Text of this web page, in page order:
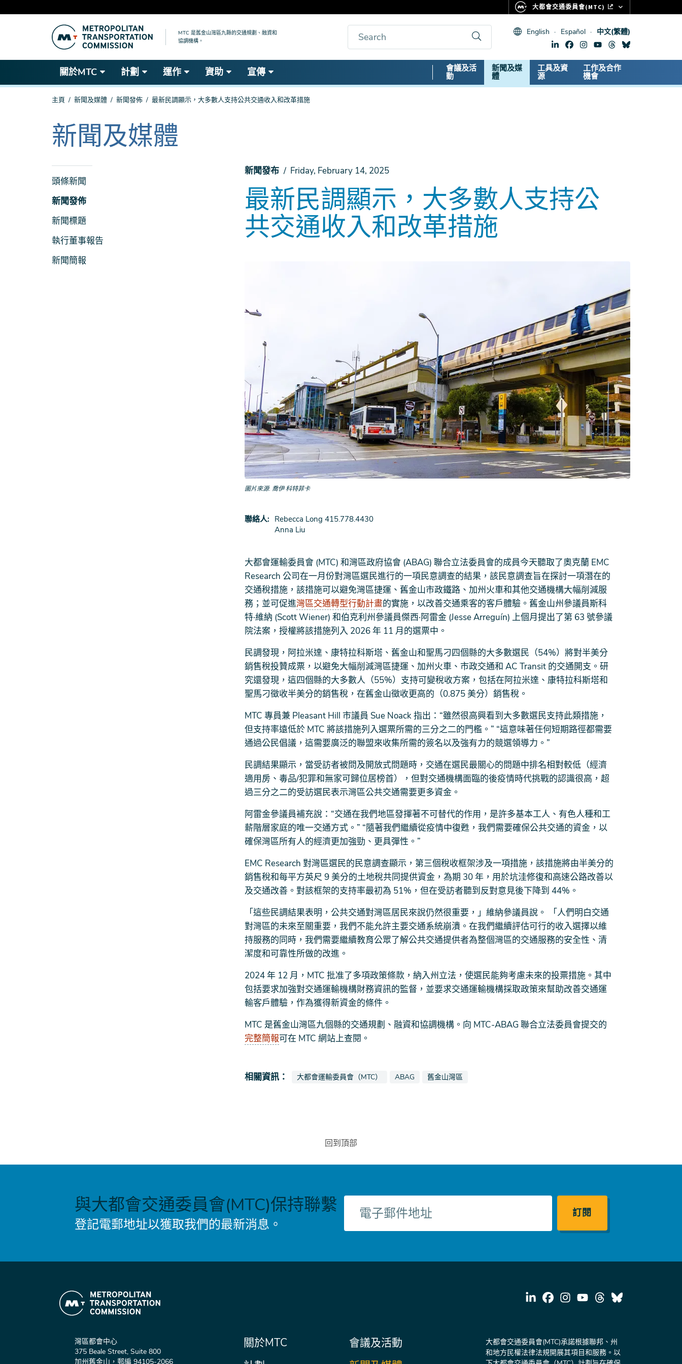
要
容
MTC 是舊金山灣區九縣的交通規劃、融資和
協調機構。
English Español 中文(繁體)
關於MTC 計劃 運作 資助 宣傳
Secondary
Nav
會議及活
動
新聞及媒
體
工具及資
源
工作及合作
機會
你
裡
主頁 新聞及媒體 新聞發佈 最新民調顯示，大多數人支持公共交通收入和改革措施
The
current
is
新聞及媒體
新聞發布 Friday, February 14, 2025
最新民調顯示，大多數人支持公
共交通收入和改革措施
圖片來源 喬伊·科特菲卡
聯絡人
Rebecca Long 415.778.4430
Anna Liu
大都會運輸委員會 (MTC) 和灣區政府協會 (ABAG) 聯合立法委員會的成員今天聽取了奧克蘭 EMC
Research 公司在一月份對灣區選民進行的一項民意調查的結果，該民意調查旨在探討一項潛在的
交通稅措施，該措施可以避免灣區捷運、舊金山市政鐵路、加州火車和其他交通機構大幅削減服
務；並可促進灣區交通轉型行動計畫的實施，以改善交通乘客的客戶體驗。舊金山州參議員斯科
特·維納 (Scott Wiener) 和伯克利州參議員傑西·阿雷金 (Jesse Arreguín) 上個月提出了第 63 號參議
院法案，授權將該措施列入 2026 年 11 月的選票中。
民調發現，阿拉米達、康特拉科斯塔、舊金山和聖馬刁四個縣的大多數選民（54%）將對半美分
銷售稅投贊成票，以避免大幅削減灣區捷運、加州火車、市政交通和 AC Transit 的交通開支。研
究還發現，這四個縣的大多數人（55%）支持可變稅收方案，包括在阿拉米達、康特拉科斯塔和
聖馬刁徵收半美分的銷售稅，在舊金山徵收更高的（0.875 美分）銷售稅。
MTC 專員兼 Pleasant Hill 市議員 Sue Noack 指出：“雖然很高興看到大多數選民支持此類措施，
但支持率遠低於 MTC 將該措施列入選票所需的三分之二的門檻。” “這意味著任何短期路徑都需要
通過公民倡議，這需要廣泛的聯盟來收集所需的簽名以及強有力的競選領導力。”
民調結果顯示，當受訪者被問及開放式問題時，交通在選民最關心的問題中排名相對較低（經濟
適用房、毒品/犯罪和無家可歸位居榜首），但對交通機構面臨的後疫情時代挑戰的認識很高，超
過三分之二的受訪選民表示灣區公共交通需要更多資金。
阿雷金參議員補充說：“交通在我們地區發揮著不可替代的作用，是許多基本工人、有色人種和工
薪階層家庭的唯一交通方式。” “隨著我們繼續從疫情中復甦，我們需要確保公共交通的資金，以
確保灣區所有人的經濟更加強勁、更具彈性。”
EMC Research 對灣區選民的民意調查顯示，第三個稅收框架涉及一項措施，該措施將由半美分的
銷售稅和每平方英尺 9 美分的土地稅共同提供資金，為期 30 年，用於坑洼修復和高速公路改善以
及交通改善。對該框架的支持率最初為 51%，但在受訪者聽到反對意見後下降到 44%。
「這些民調結果表明，公共交通對灣區居民來說仍然很重要，」維納參議員說。 「人們明白交通
對灣區的未來至關重要，我們不能允許主要交通系統崩潰。在我們繼續評估可行的收入選擇以維
持服務的同時，我們需要繼續教育公眾了解公共交通提供者為整個灣區的交通服務的安全性、清
潔度和可靠性所做的改進。
2024 年 12 月，MTC 批准了多項政策條款，納入州立法，使選民能夠考慮未來的投票措施。其中
包括要求加強對交通運輸機構財務資訊的監督，並要求交通運輸機構採取政策來幫助改善交通運
輸客戶體驗，作為獲得新資金的條件。
MTC 是舊金山灣區九個縣的交通規劃、融資和協調機構。向 MTC-ABAG 聯合立法委員會提交的
完整簡報可在 MTC 網站上查閱。
相關資訊： 查看新聞報導也被標記為
大都會運輸委員會（MTC） 查看新聞報導也被標記為
ABAG 查看新聞報導也被標記為
舊金山灣區
新
聞
及
媒
體
頭條新聞
新聞發佈
新聞標題
執行董事報告
新聞簡報
回到頂部
與大都會交通委員會(MTC)保持聯繫
登記電郵地址以獲取我們的最新消息。
電
灣區都會中心
375 Beale Street, Suite 800
加州舊金山，郵編 94105-2066
主
菜
關於MTC
Secondary
會議及活動
大都會交通委員會(MTC)承諾根據聯邦、州
和地方民權法律法規開展其項目和服務。以
大都會交通委員會(MTC)
CLIPPER CARD
生命體徵